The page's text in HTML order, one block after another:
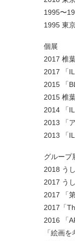
1995〜
1995 東
個展
2017 椎
2017 「
2015 「
2015 椎
2014 「
2013 「
2013 「
グループ
2018 う
2017 う
2017 「
2017「
2016 「
「絵画